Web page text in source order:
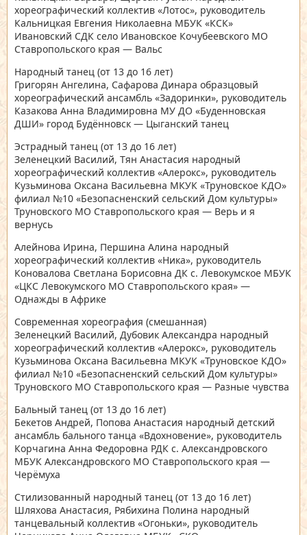
хореографический коллектив «Лотос», руководитель
Кальницкая Евгения Николаевна МБУК «КСК»
Ивановский СДК село Ивановское Кочубеевского МО
Ставропольского края — Вальс
Народный танец (от 13 до 16 лет)
Григорян Ангелина, Сафарова Динара образцовый
хореографический ансамбль «Задоринки», руководитель
Казакова Анна Владимировна МУ ДО «Буденновская
ДШИ» город Будённовск — Цыганский танец
Эстрадный танец (от 13 до 16 лет)
Зеленецкий Василий, Тян Анастасия народный
хореографический коллектив «Алерокс», руководитель
Кузьминова Оксана Васильевна МКУК «Труновское КДО»
филиал №10 «Безопасненский сельский Дом культуры»
Труновского МО Ставропольского края — Верь и я
вернусь
Алейнова Ирина, Першина Алина народный
хореографический коллектив «Ника», руководитель
Коновалова Светлана Борисовна ДК с. Левокумское МБУК
«ЦКС Левокумского МО Ставропольского края» —
Однажды в Африке
Современная хореография (смешанная)
Зеленецкий Василий, Дубовик Александра народный
хореографический коллектив «Алерокс», руководитель
Кузьминова Оксана Васильевна МКУК «Труновское КДО»
филиал №10 «Безопасненский сельский Дом культуры»
Труновского МО Ставропольского края — Разные чувства
Бальный танец (от 13 до 16 лет)
Бекетов Андрей, Попова Анастасия народный детский
ансамбль бального танца «Вдохновение», руководитель
Корчагина Анна Федоровна РДК с. Александровского
МБУК Александровского МО Ставропольского края —
Черёмуха
Стилизованный народный танец (от 13 до 16 лет)
Шляхова Анастасия, Рябихина Полина народный
танцевальный коллектив «Огоньки», руководитель